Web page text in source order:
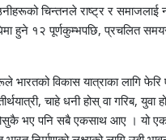
चिन्तनले राष्ट्र र समाजलाई
हुने १२ पूर्णकुम्भपछि, प्रचलित
भारतको विकास यात्राका लागि
चाहे धनी होस् वा गरिब, युवा
भए पनि सबै एकसाथ आए । यो